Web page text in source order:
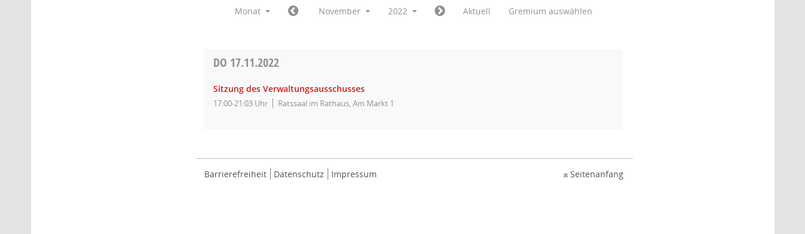
Monat November 2022 Aktuell Gremium auswählen
DO 17.11.2022
Sitzung des Verwaltungsausschusses
17:00-21:03 Uhr Ratssaal im Rathaus, Am Markt 1
Barrierefreiheit Datenschutz Impressum Seitenanfang